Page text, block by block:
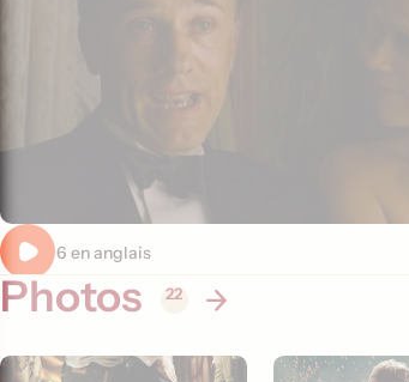
Extrait 6 en anglais
Photos 22